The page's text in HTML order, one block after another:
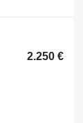
2.250 €